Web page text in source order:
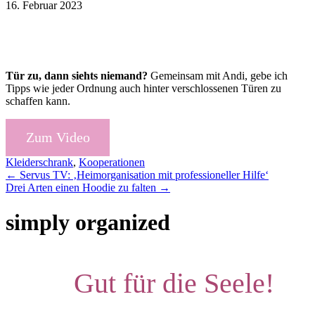
16. Februar 2023
Tür zu, dann siehts niemand? Gemeinsam mit Andi, gebe ich
Tipps wie jeder Ordnung auch hinter verschlossenen Türen zu
schaffen kann.
Zum Video
Kleiderschrank, Kooperationen
Posts
navigation
← Servus TV: ‚Heimorganisation mit professioneller Hilfe‘
Drei Arten einen Hoodie zu falten →
simply organized
Gut für die Seele!